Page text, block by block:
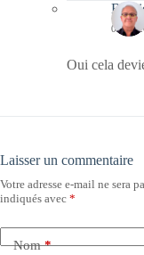
04/09/
Oui cela
Laisser un commentaire
Votre adresse e-mail ne sera
indiqués avec *
Nom*